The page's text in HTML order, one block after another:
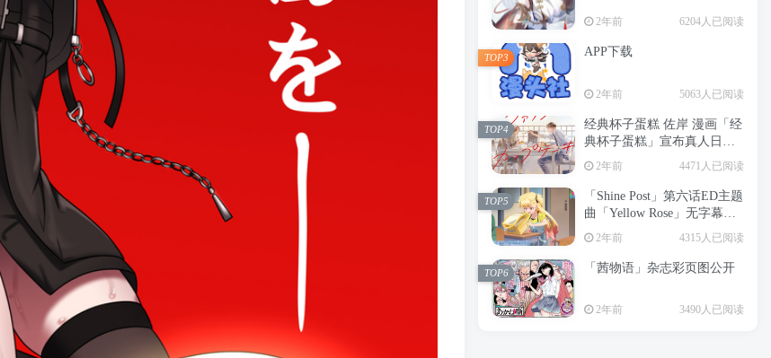
2年前 6204人已阅读
APP下载
2年前 5063人已阅读
TOP3
经典杯子蛋糕 佐岸 漫画「经
典杯子蛋糕」宣布真人日剧
化
2年前 4471人已阅读
TOP4
「Shine Post」第六话ED主题
曲「Yellow Rose」无字幕MV
公开
2年前 4315人已阅读
TOP5
「茜物语」杂志彩页图公开
2年前 3490人已阅读
TOP6
典杯子蛋糕」宣布真人日剧
TOP4
曲「Yellow Rose」无字幕MV
TOP5
「茜物语」杂志彩页图公开
3490人已阅读
TOP6